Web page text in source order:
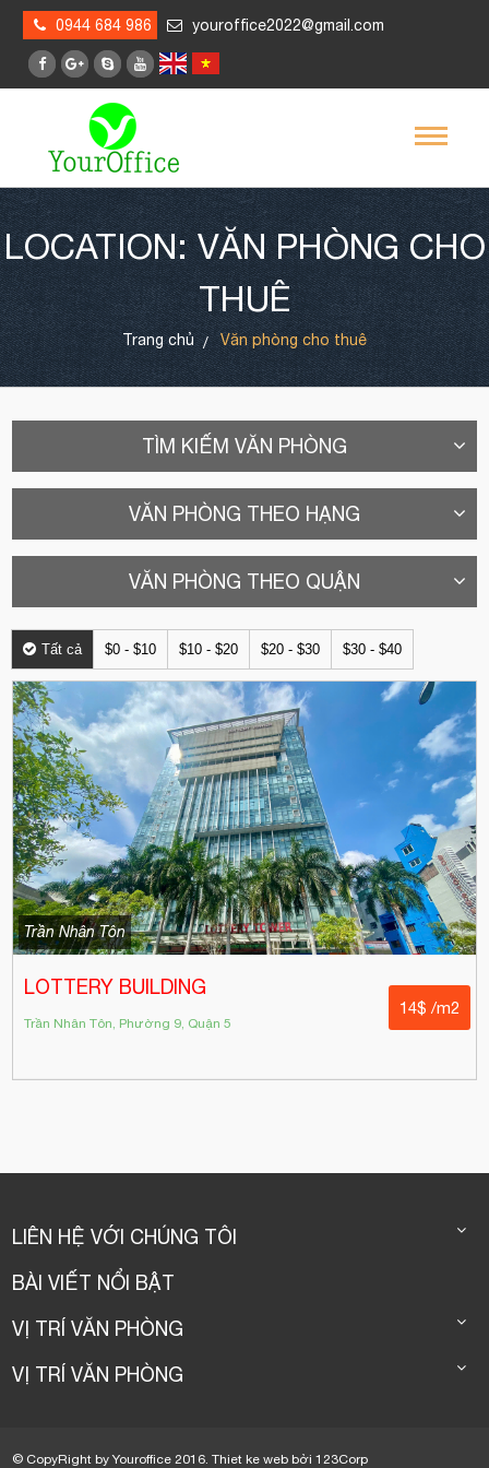
0944 684 986 youroffice2022@gmail.com
LOCATION: VĂN PHÒNG CHO
THUÊ
Trang chủ Văn phòng cho thuê
TÌM KIẾM VĂN PHÒNG
VĂN PHÒNG THEO HẠNG
VĂN PHÒNG THEO QUẬN
Tất cả $0 - $10 $10 - $20 $20 - $30 $30 - $40
Trần Nhân Tôn
LOTTERY BUILDING
Trần Nhân Tôn, Phường 9, Quận 5
14$ /m2
LIÊN HỆ VỚI CHÚNG TÔI
BÀI VIẾT NỔI BẬT
VỊ TRÍ VĂN PHÒNG
VỊ TRÍ VĂN PHÒNG
© CopyRight by Youroffice 2016.Thiet ke web bởi123Corp